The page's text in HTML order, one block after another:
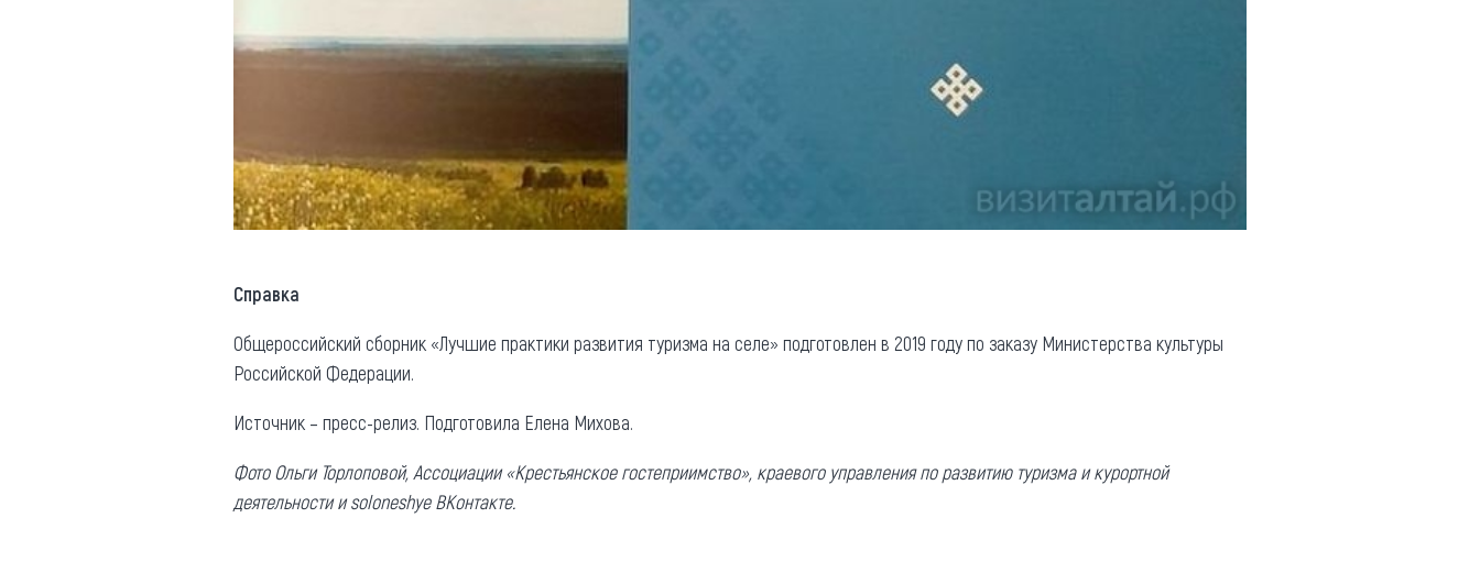
Справка
Общероссийский сборник «Лучшие практики развития туризма на селе» подготовлен в 2019 году по заказу Министерства культуры
Российской Федерации.
Источник – пресс-релиз. Подготовила Елена Михова.
Фото Ольги Торлоповой, Ассоциации «Крестьянское гостеприимство», краевого управления по развитию туризма и курортной
деятельности и soloneshye ВКонтакте.